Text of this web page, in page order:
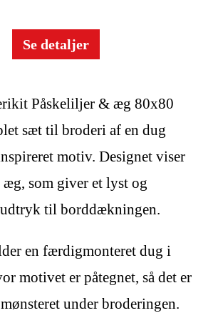
Påskeliljer & æg 80x80
sæt til broderi af en dug
motiv. Designet viser
som giver et lyst og
til borddækningen.
en færdigmonteret dug i
motivet er påtegnet, så det er
under broderingen.
Se detaljer